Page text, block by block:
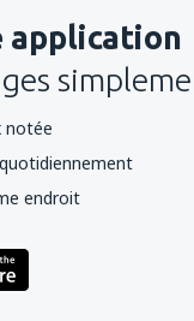
application
notée
endroit